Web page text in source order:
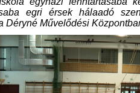
egri érsek hálaadó
Déryné Művelődési